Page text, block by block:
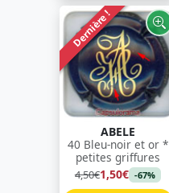
Dernière !
ABELE
40 Bleu-noir et or *
petites griffures
4,50€1,50€ -67%